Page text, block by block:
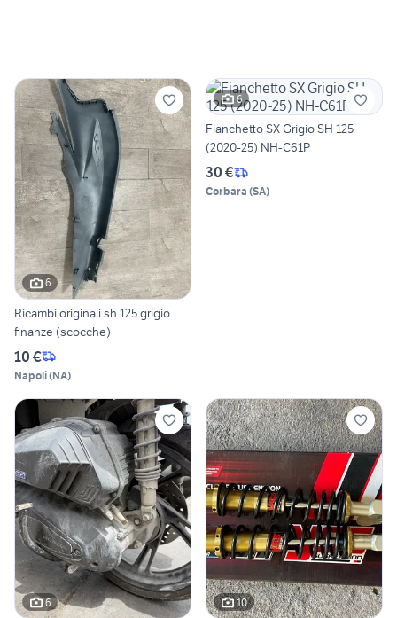
6
Ricambi originali sh 125 grigio
finanze (scocche)
10 €
Napoli(NA)
6
Fianchetto SX Grigio SH 125
(2020-25) NH-C61P
30 €
Corbara (SA)
6 10